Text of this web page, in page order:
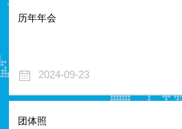
历年年会
2024-09-23
团体照